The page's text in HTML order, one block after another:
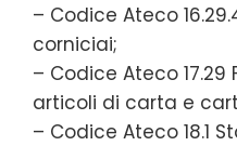
– Codice Ateco
corniciai;
– Codice Ateco
articoli di carta e
– Codice Ateco 18.1